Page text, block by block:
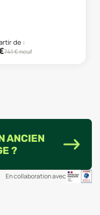
de :
741€ neuf
ANCIEN
?
En collaboration avec